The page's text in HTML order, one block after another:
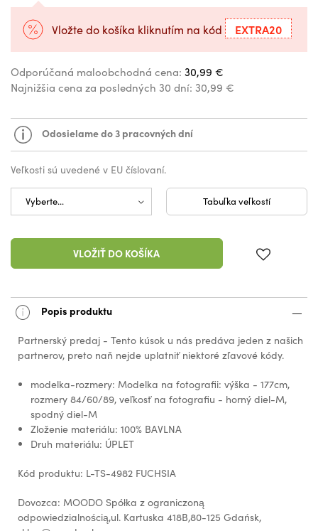
Vložte do košíka kliknutím na kód EXTRA20
Odporúčaná maloobchodná cena: 30,99 €
Najnižšia cena za posledných 30 dní: 30,99 €
Odosielame do 3 pracovných dní
Veľkosti sú uvedené v EU číslovaní.
Tabuľka veľkostí
VLOŽIŤ DO KOŠÍKA
Popis produktu
Partnerský predaj - Tento kúsok u nás predáva jeden z našich
partnerov, preto naň nejde uplatniť niektoré zľavové kódy.
modelka-rozmery: Modelka na fotografii: výška - 177cm,
rozmery 84/60/89, veľkosť na fotografiu - horný diel-M,
spodný diel-M
Zloženie materiálu: 100% BAVLNA
Druh materiálu: ÚPLET
Kód produktu: L-TS-4982 FUCHSIA
Dovozca: MOODO Spółka z ograniczoną
odpowiedzialnością,ul. Kartuska 418B,80-125 Gdańsk,